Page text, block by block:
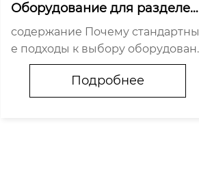
Оборудование для разделен
ия воздуха: надежные решен
ия для промышленности
содержание Почему стандартны
е подходы к выбору оборудован
ия часто приводят к перерасходу
Три технических барьера, которы
е проходят только проверенные
Подробнее